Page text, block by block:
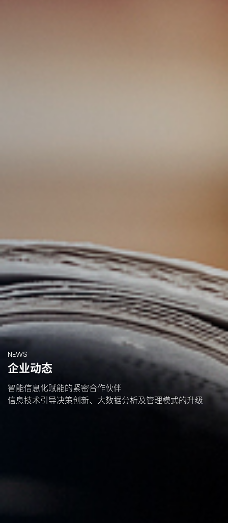
NEWS
企业动态
智能信息化赋能的紧密合作伙伴
信息技术引导决策创新、大数据分析及管理模式的升级